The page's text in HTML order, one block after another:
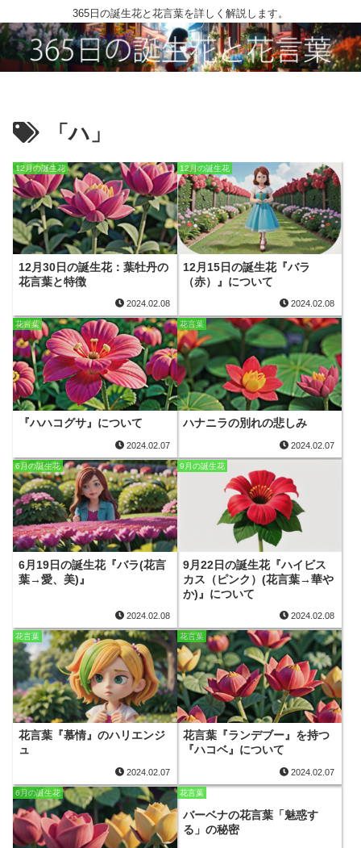
365日の誕生花と花言葉を詳しく解説します。
「ハ」
12月の誕生花
12月30日の誕生花：葉牡丹の
花言葉と特徴
2024.02.08
12月の誕生花
12月15日の誕生花『バラ
（赤）』について
2024.02.08
花言葉
『ハハコグサ』について
2024.02.07
花言葉
ハナニラの別れの悲しみ
2024.02.07
6月の誕生花
6月19日の誕生花『バラ(花言
葉→愛、美)』
2024.02.08
9月の誕生花
9月22日の誕生花『ハイビス
カス（ピンク）(花言葉→華や
か)』について
2024.02.08
花言葉
花言葉『慕情』のハリエンジ
ュ
2024.02.07
花言葉
花言葉『ランデブー』を持つ
『ハコベ』について
2024.02.07
6月の誕生花 花言葉
バーベナの花言葉「魅惑す
る」の秘密